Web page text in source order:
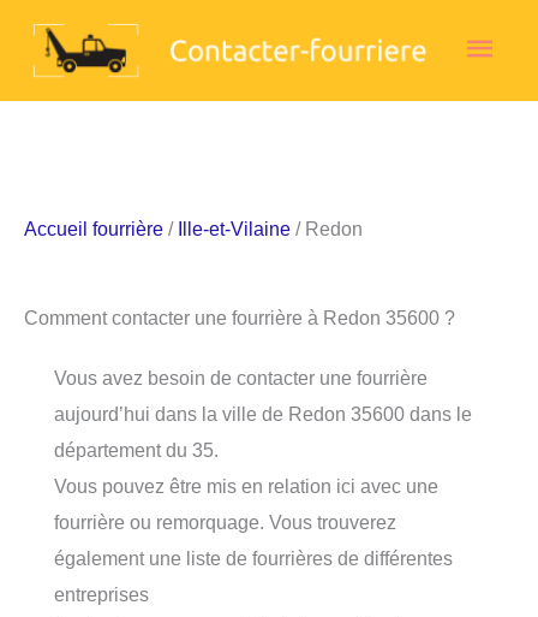
Accueil fourrière / Ille-et-Vilaine / Redon
Comment contacter une fourrière à Redon 35600 ?
Vous avez besoin de contacter une fourrière
aujourd’hui dans la ville de Redon 35600 dans le
département du 35.
Vous pouvez être mis en relation ici avec une
fourrière ou remorquage. Vous trouverez
également une liste de fourrières de différentes
entreprises